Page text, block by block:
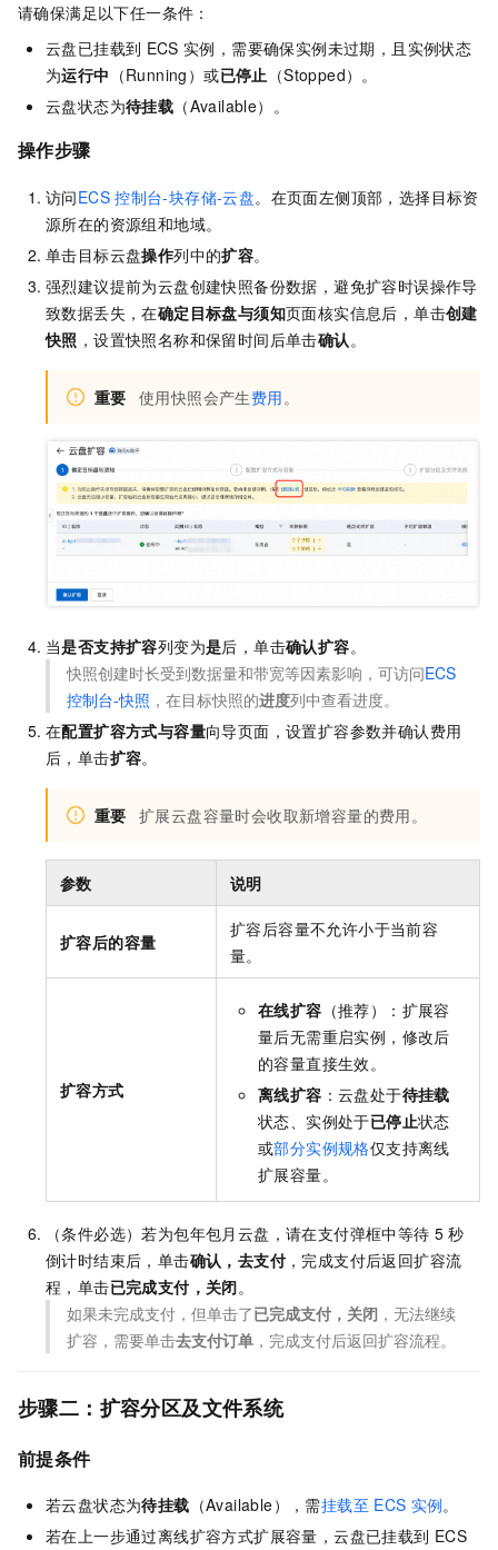
请确保满足以下任一条件：
云盘已挂载到 ECS 实例，需要确保实例未过期，且实例状态
为运行中 （Running）或已停止 （Stopped）。
云盘状态为待挂载 （Available）。
操作步骤
访问ECS 控制台-块存储-云盘。在页面左侧顶部，选择目标资
源所在的资源组和地域。
单击目标云盘操作列中的扩容。
强烈建议提前为云盘创建快照备份数据，避免扩容时误操作导
致数据丢失，在确定目标盘与须知页面核实信息后，单击创建
快照 ，设置快照名称和保留时间后单击确认。
重要 使用快照会产生费用。
当是否支持扩容列变为是后，单击确认扩容。
快照创建时长受到数据量和带宽等因素影响，可访问ECS
控制台-快照 ，在目标快照的进度列中查看进度。
在配置扩容方式与容量向导页面，设置扩容参数并确认费用
后，单击扩容。
重要 扩展云盘容量时会收取新增容量的费用。
参数 说明
扩容后的容量
扩容后容量不允许小于当前容
量。
扩容方式
在线扩容 （推荐）：扩展容
量后无需重启实例，修改后
的容量直接生效。
离线扩容 ：云盘处于待挂载
状态、实例处于已停止状态
或部分实例规格仅支持离线
扩展容量。
（条件必选）若为包年包月云盘，请在支付弹框中等待 5 秒
倒计时结束后，单击确认，去支付，完成支付后返回扩容流
程，单击已完成支付，关闭。
如果未完成支付，但单击了已完成支付，关闭 ，无法继续
扩容，需要单击去支付订单 ，完成支付后返回扩容流程。
步骤二：扩容分区及文件系统
前提条件
若云盘状态为待挂载 （Available），需挂载至 ECS 实例。
若在上一步通过离线扩容方式扩展容量，云盘已挂载到 ECS